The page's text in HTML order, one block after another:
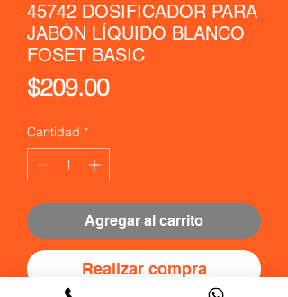
45742 DOSIFICADOR PARA
JABÓN LÍQUIDO BLANCO
FOSET BASIC
$209.00Precio
Cantidad *
Agregar al carrito
Realizar compra